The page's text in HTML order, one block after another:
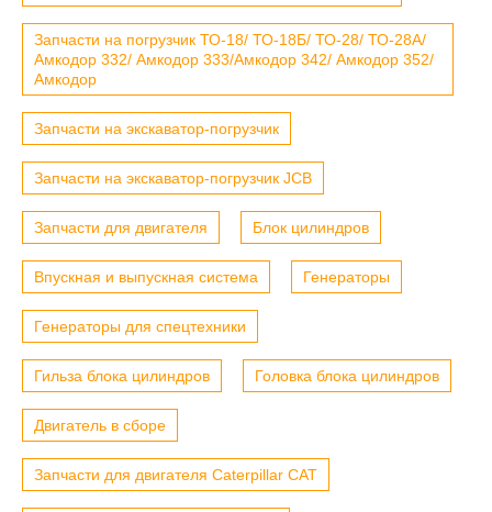
Запчасти на погрузчик ТО-18/ ТО-18Б/ ТО-28/ ТО-28А/
Амкодор 332/ Амкодор 333/Амкодор 342/ Амкодор 352/
Амкодор
Запчасти на экскаватор-погрузчик
Запчасти на экскаватор-погрузчик JCB
Запчасти для двигателя Блок цилиндров
Впускная и выпускная система Генераторы
Генераторы для спецтехники
Гильза блока цилиндров Головка блока цилиндров
Двигатель в сборе
Запчасти для двигателя Caterpillar CAT